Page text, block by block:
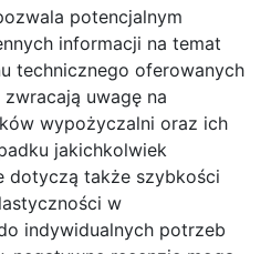
potencjalnym
informacji na temat
technicznego oferowanych
uwagę na
wypożyczalni oraz ich
jakichkolwiek
dotyczą także szybkości
w
indywidualnych potrzeb